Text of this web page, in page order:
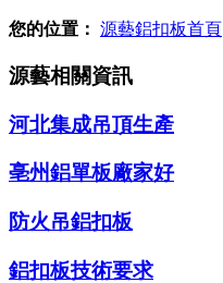
您的位置： 源藝鋁扣板首頁
源藝相關資訊
河北集成吊頂生產
亳州鋁單板廠家好
防火吊鋁扣板
鋁扣板技術要求